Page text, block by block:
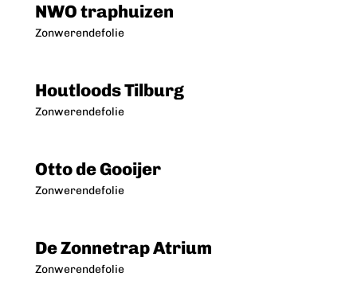
NWO traphuizen
Zonwerendefolie
Houtloods Tilburg
Zonwerendefolie
Otto de Gooijer
Zonwerendefolie
De Zonnetrap Atrium
Zonwerendefolie